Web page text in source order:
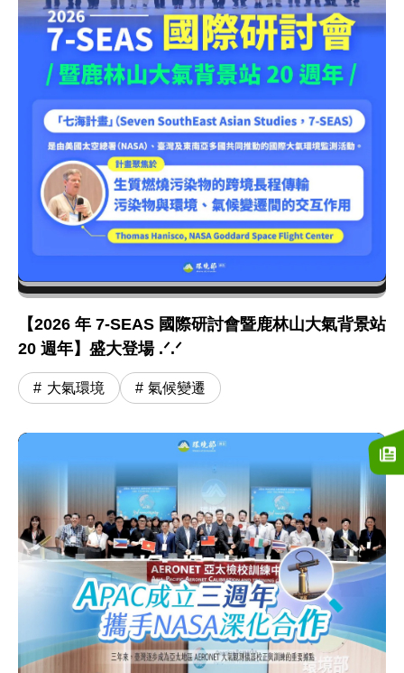
【2026 年 7-SEAS 國際研討會暨鹿林山大氣背景站
20 週年】盛大登場 .ᐟ.ᐟ
大氣環境 氣候變遷